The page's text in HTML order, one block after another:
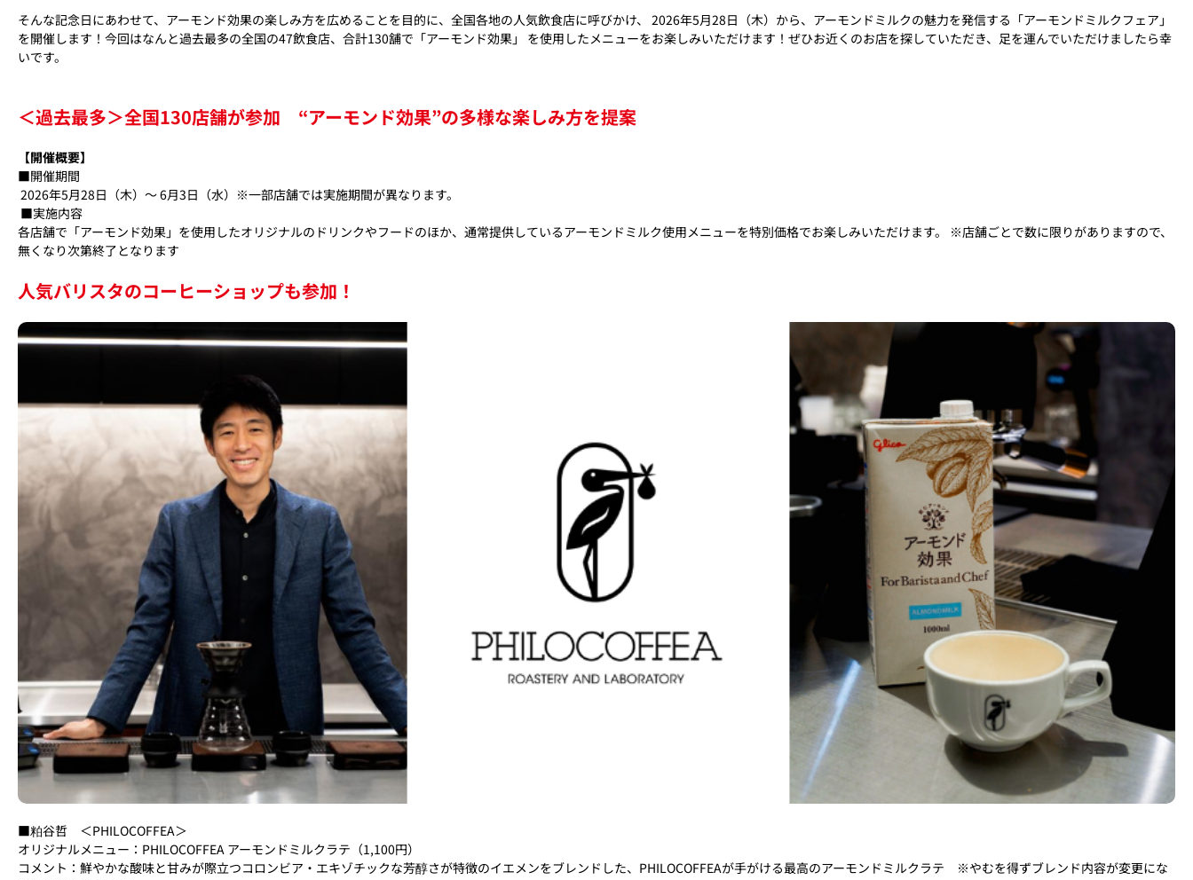
そんな記念日にあわせて、アーモンド効果の楽しみ方を広めることを目的に、全国各地の人気飲食店に呼びかけ、 2026年5月28日（木）から、アーモンドミルクの魅力を発信する「アーモンドミルクフェア」
を開催します！今回はなんと過去最多の全国の47飲食店、合計130舗で「アーモンド効果」 を使用したメニューをお楽しみいただけます！ぜひお近くのお店を探していただき、足を運んでいただけましたら幸
いです。​
＜過去最多＞全国130店舗が参加 “アーモンド効果”の多様な楽しみ方を提案
【開催概要】​
■開催期間​
2026年5月28日（木）〜 6月3日（水） ※一部店舗では実施期間が異なります。​
■実施内容​
各店舗で「アーモンド効果」を使用したオリジナルのドリンクやフードのほか、通常提供しているアーモンドミルク使用メニューを特別価格でお楽しみいただけます。​ ※店舗ごとで数に限りがありますので、
無くなり次第終了となります
人気バリスタのコーヒーショップも参加！
■粕谷哲 ＜PHILOCOFFEA＞​
オリジナルメニュー：PHILOCOFFEA アーモンドミルクラテ（1,100円）​
コメント：鮮やかな酸味と甘みが際立つコロンビア・エキゾチックな芳醇さが特徴のイエメンをブレンドした、PHILOCOFFEAが手がける最高のアーモンドミルクラテ ※やむを得ずブレンド内容が変更にな